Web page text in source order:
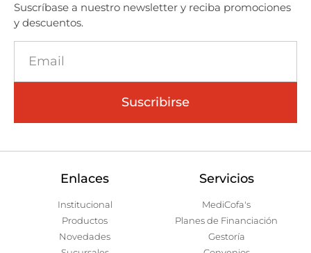
Suscríbase a nuestro newsletter y reciba promociones
y descuentos.
Suscribirse
Enlaces
Institucional
Productos
Novedades
Servicios
MediCofa's
Planes de Financiación
Gestoría